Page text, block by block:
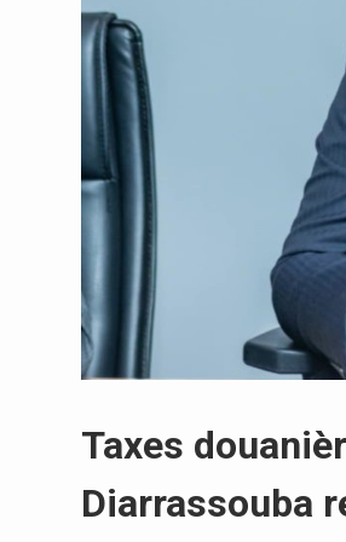
Taxes
Diarrassouba